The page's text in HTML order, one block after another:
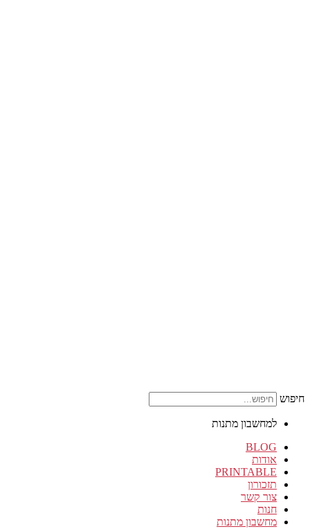
חיפוש
למחשבון מתנות
BLOG
אודות
PRINTABLE
תזכורון
צור קשר
חנות
מחשבון מתנות